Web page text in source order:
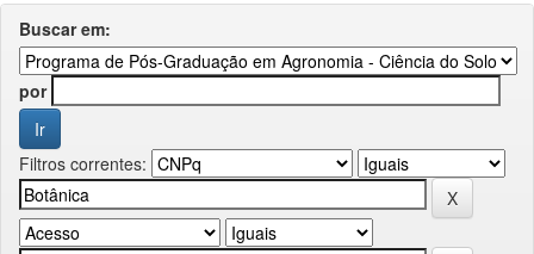
Buscar em:
por
Filtros correntes: